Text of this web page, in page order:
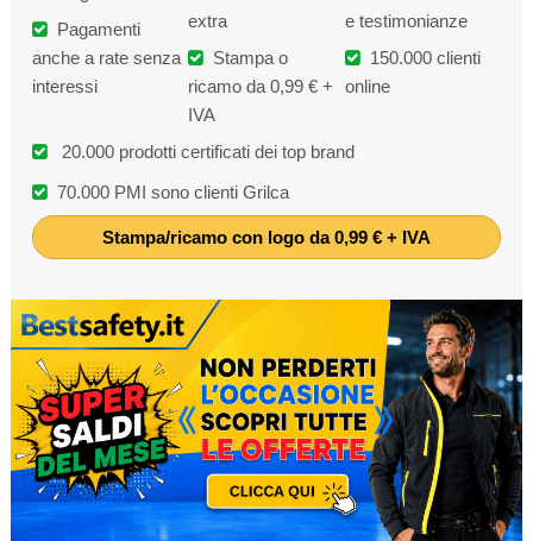
Pagamenti
anche a rate senza
interessi
extra
Stampa o
ricamo da 0,99 € +
IVA
e testimonianze
150.000 clienti
online
20.000 prodotti certificati dei top brand
70.000 PMI sono clienti Grilca
Stampa/ricamo con logo da 0,99 € + IVA